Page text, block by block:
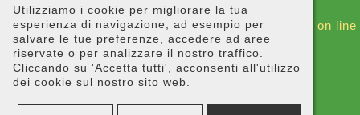
Utilizziamo i cookie per migliorare la tua
esperienza di navigazione, ad esempio per
salvare le tue preferenze, accedere ad aree
riservate o per analizzare il nostro traffico.
Cliccando su 'Accetta tutti', acconsenti all'utilizzo
dei cookie sul nostro sito web.
open stream: No such file or directory in
/gopanel/sites/superenal8.com/_footer-script.php
on line
44
Warning: include(): Failed opening